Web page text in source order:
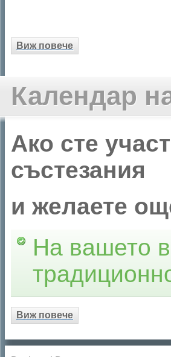
Виж повече
Календар
Ако сте
състезания
и желаете
На вашето
Виж повече